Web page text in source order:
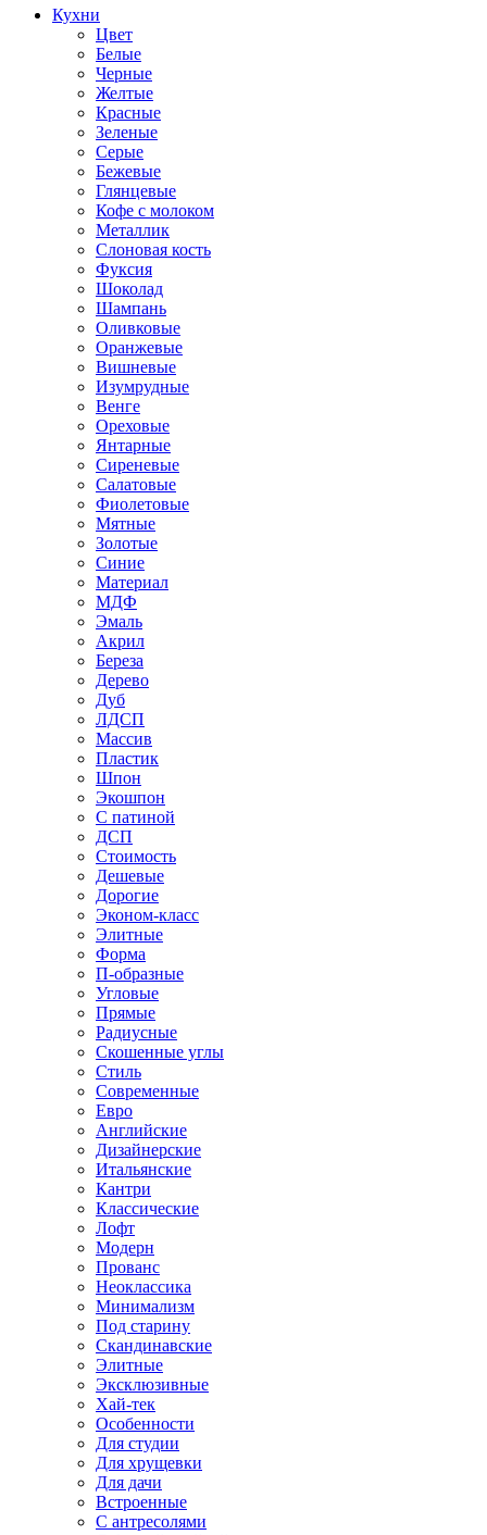
Кухни
Цвет
Белые
Черные
Желтые
Красные
Зеленые
Серые
Бежевые
Глянцевые
Кофе с молоком
Металлик
Слоновая кость
Фуксия
Шоколад
Шампань
Оливковые
Оранжевые
Вишневые
Изумрудные
Венге
Ореховые
Янтарные
Сиреневые
Салатовые
Фиолетовые
Мятные
Золотые
Синие
Материал
МДФ
Эмаль
Акрил
Береза
Дерево
Дуб
ЛДСП
Массив
Пластик
Шпон
Экошпон
С патиной
ДСП
Стоимость
Дешевые
Дорогие
Эконом-класс
Элитные
Форма
П-образные
Угловые
Прямые
Радиусные
Скошенные углы
Стиль
Современные
Евро
Английские
Дизайнерские
Итальянские
Кантри
Классические
Лофт
Модерн
Прованс
Неоклассика
Минимализм
Под старину
Скандинавские
Элитные
Эксклюзивные
Хай-тек
Особенности
Для студии
Для хрущевки
Для дачи
Встроенные
С антресолями